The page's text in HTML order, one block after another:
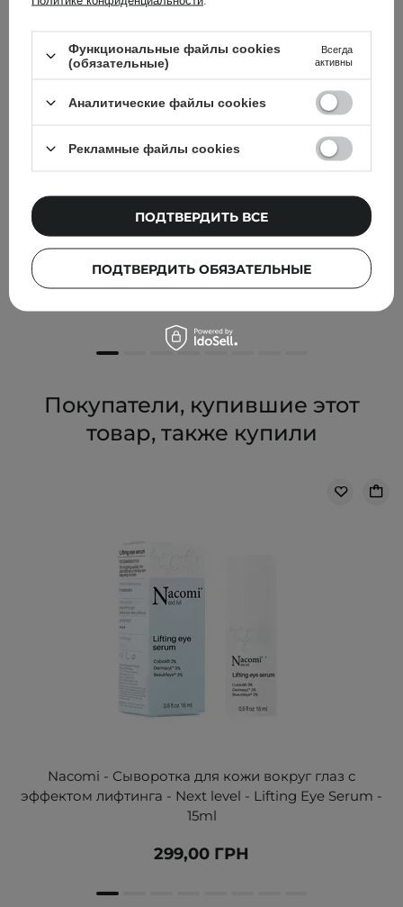
БЕСТСЕЛЛЕР ВЫБОР КОСМЕТОЛОГА
Paula's Choice - Azelaic Acid Booster - Сыворотка с
азелаиновой кислотой 10% - 30ml
1 799,00 ГРН
Покупатели, купившие этот
товар, также купили
Nacomi - Сыворотка для кожи вокруг глаз с
эффектом лифтинга - Next level - Lifting Eye Serum -
15ml
299,00 ГРН
Функциональные файлы cookies
(обязательные)
Всегда
активны
Аналитические файлы cookies
Рекламные файлы cookies
ПОДТВЕРДИТЬ ОБЯЗАТЕЛЬНЫЕ
ПОДТВЕРДИТЬ ВСЕ